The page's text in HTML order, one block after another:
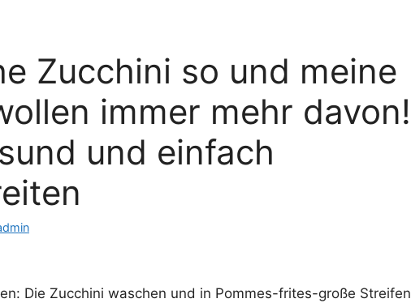
Zucchini so und meine
immer mehr davon!
und einfach
Die Zucchini waschen und in Pommes-frites-große Streifen